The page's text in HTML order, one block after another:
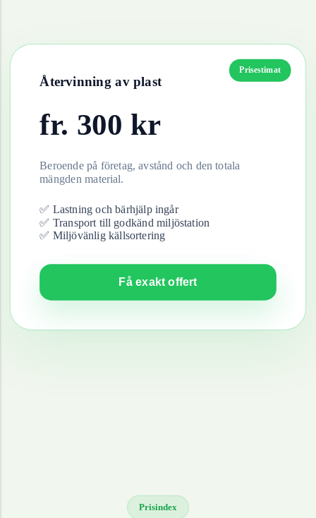
Prisestimat
Återvinning av plast
fr. 300 kr
Beroende på företag, avstånd och den totala
mängden material.
✅ Lastning och bärhjälp ingår
✅ Transport till godkänd miljöstation
✅ Miljövänlig källsortering
Få exakt offert
Prisindex